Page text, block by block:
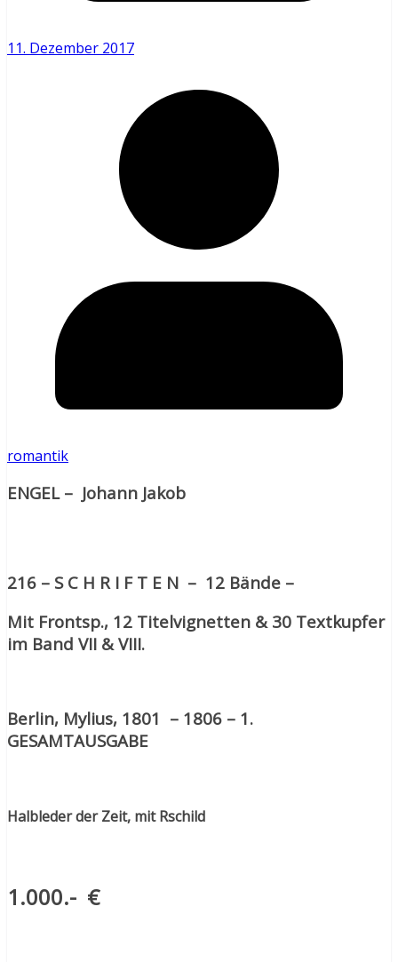
11. Dezember 2017
romantik
ENGEL – Johann Jakob
216 – S C H R I F T E N – 12 Bände –
Mit Frontsp., 12 Titelvignetten & 30 Textkupfer
im Band VII & VIII.
Berlin, Mylius, 1801 – 1806 – 1.
GESAMTAUSGABE
Halbleder der Zeit, mit Rschild
1.000.- €